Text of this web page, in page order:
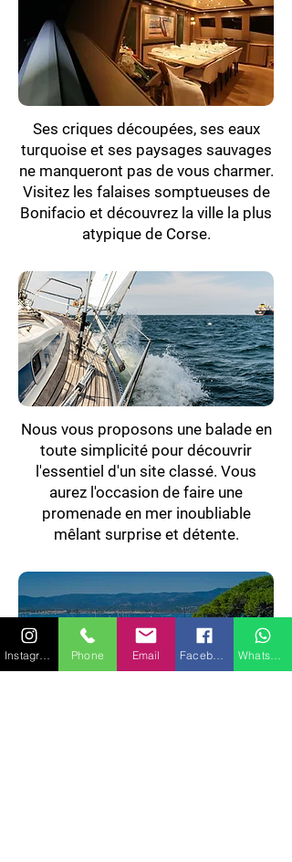
Ses criques découpées, ses eaux
turquoise et ses paysages sauvages
ne manqueront pas de vous charmer.
Visitez les falaises somptueuses de
Bonifacio et découvrez la ville la plus
atypique de Corse.
Nous vous proposons une balade en
toute simplicité pour découvrir
l'essentiel d'un site classé. Vous
aurez l'occasion de faire une
promenade en mer inoubliable
mêlant surprise et détente.
Phone Email